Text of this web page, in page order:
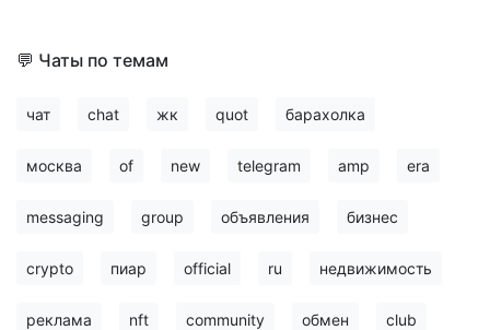
💬 Чаты по темам
чат chat жк quot барахолка
москва of new telegram amp era
messaging group объявления бизнес
crypto пиар official ru недвижимость
реклама nft community обмен club